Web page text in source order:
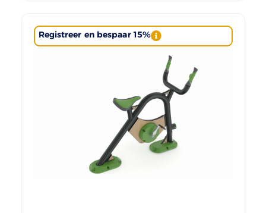
Registreer en bespaar 15%